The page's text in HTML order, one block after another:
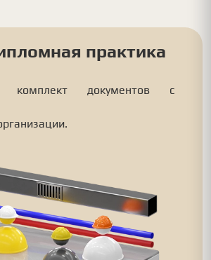
практика
комплект документов с